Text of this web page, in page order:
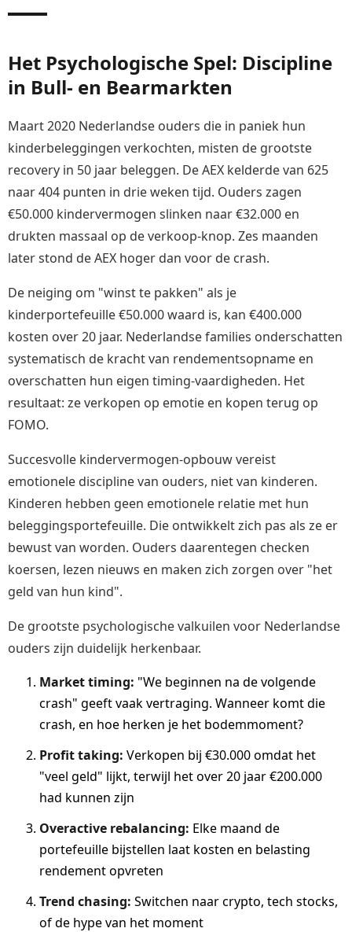
Het Psychologische Spel: Discipline
in Bull- en Bearmarkten
Maart 2020 Nederlandse ouders die in paniek hun
kinderbeleggingen verkochten, misten de grootste
recovery in 50 jaar beleggen. De AEX kelderde van 625
naar 404 punten in drie weken tijd. Ouders zagen
€50.000 kindervermogen slinken naar €32.000 en
drukten massaal op de verkoop-knop. Zes maanden
later stond de AEX hoger dan voor de crash.
De neiging om "winst te pakken" als je
kinderportefeuille €50.000 waard is, kan €400.000
kosten over 20 jaar. Nederlandse families onderschatten
systematisch de kracht van rendementsopname en
overschatten hun eigen timing-vaardigheden. Het
resultaat: ze verkopen op emotie en kopen terug op
FOMO.
Succesvolle kindervermogen-opbouw vereist
emotionele discipline van ouders, niet van kinderen.
Kinderen hebben geen emotionele relatie met hun
beleggingsportefeuille. Die ontwikkelt zich pas als ze er
bewust van worden. Ouders daarentegen checken
koersen, lezen nieuws en maken zich zorgen over "het
geld van hun kind".
De grootste psychologische valkuilen voor Nederlandse
ouders zijn duidelijk herkenbaar.
Market timing: "We beginnen na de volgende
crash" geeft vaak vertraging. Wanneer komt die
crash, en hoe herken je het bodemmoment?
Profit taking: Verkopen bij €30.000 omdat het
"veel geld" lijkt, terwijl het over 20 jaar €200.000
had kunnen zijn
Overactive rebalancing: Elke maand de
portefeuille bijstellen laat kosten en belasting
rendement opvreten
Trend chasing: Switchen naar crypto, tech stocks,
of de hype van het moment